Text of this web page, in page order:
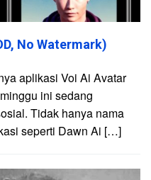
No Watermark)
aplikasi Voi Ai Avatar
ini sedang
Tidak hanya nama
seperti Dawn Ai […]